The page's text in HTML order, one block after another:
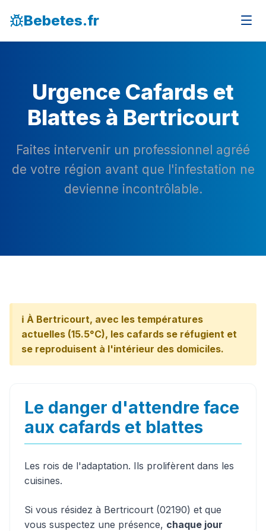
Bebetes.fr
Urgence Cafards et
Blattes à Bertricourt
Faites intervenir un professionnel agréé
de votre région avant que l'infestation ne
devienne incontrôlable.
ℹ️ À Bertricourt, avec les températures
actuelles (15.5°C), les cafards se réfugient et
se reproduisent à l'intérieur des domiciles.
Le danger d'attendre face
aux cafards et blattes
Les rois de l'adaptation. Ils prolifèrent dans les
cuisines.
Si vous résidez à Bertricourt (02190) et que
vous suspectez une présence, chaque jour